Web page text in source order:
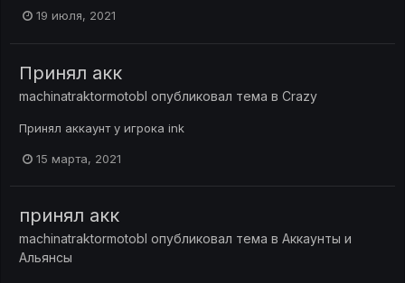
19 июля, 2021
Принял акк
machinatraktormotobl опубликовал тема в Crazy
Принял аккаунт у игрока ink
15 марта, 2021
принял акк
machinatraktormotobl опубликовал тема в Аккаунты и
Альянсы